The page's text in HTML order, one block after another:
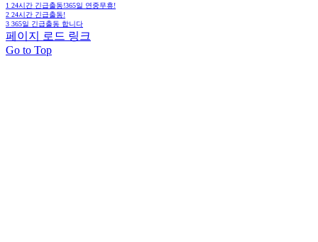
1 24시간 긴급출동!365일 연중무휴!
2 24시간 긴급출동!
3 365일 긴급출동 합니다
페이지 로드 링크
Go to Top